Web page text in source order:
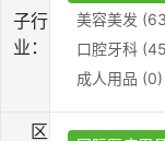
子行
业：
美容美发
口腔牙科
成人用品 (0)
区